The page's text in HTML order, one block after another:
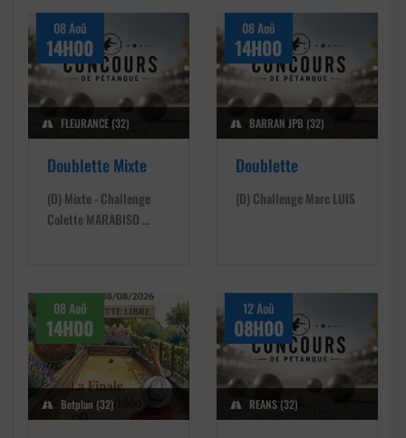
08 Aoû
14H00
FLEURANCE (32)
Doublette Mixte
(D) Mixte - Challenge
Colette MARABISO …
08 Aoû
14H00
BARRAN JPB (32)
Doublette
(D) Challenge Marc LUIS
08 Aoû
14H00
Betplan (32)
12 Aoû
08H00
REANS (32)